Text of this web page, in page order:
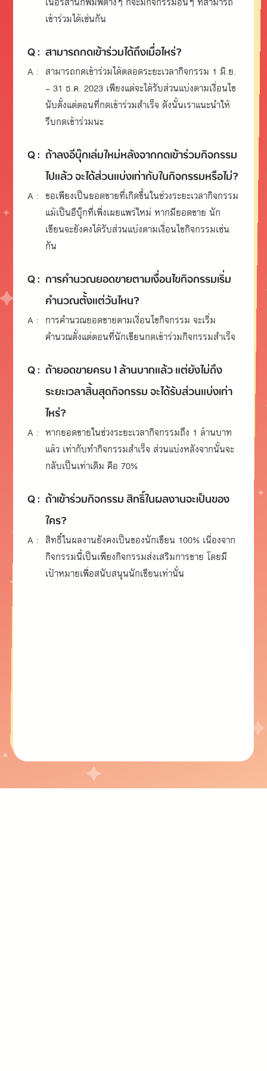
เข้าร่วมได้เช่นกัน
Q : สามารถกดเข้าร่วมได้ถึงเมื่อไหร่?
A : สามารถกดเข้าร่วมได้ตลอดระยะเวลากิจกรรม 1 มิ.ย.
- 31 ธ.ค. 2023 เพียงแต่จะได้รับส่วนแบ่งตามเงื่อนไข
นับตั้งแต่ตอนที่กดเข้าร่วมสำเร็จ ดังนั้นเราแนะนำให้
รีบกดเข้าร่วมนะ
Q : ถ้าลงอีบุ๊กเล่มใหม่หลังจากกดเข้าร่วมกิจกรรม
ไปแล้ว จะได้ส่วนแบ่งเท่ากับในกิจกรรมหรือไม่?
A : ขอเพียงเป็นยอดขายที่เกิดขึ้นในช่วงระยะเวลากิจกรรม
แม้เป็นอีบุ๊กที่เพิ่งเผยแพร่ใหม่ หากมียอดขาย นัก
เขียนจะยังคงได้รับส่วนแบ่งตามเงื่อนไขกิจกรรมเช่น
กัน
Q : การคำนวณยอดขายตามเงื่อนไขกิจกรรมเริ่ม
คำนวณตั้งแต่วันไหน?
A : การคำนวณยอดขายตามเงื่อนไขกิจกรรม จะเริ่ม
คำนวณตั้งแต่ตอนที่นักเขียนกดเข้าร่วมกิจกรรมสำเร็จ
Q : ถ้ายอดขายครบ 1 ล้านบาทแล้ว แต่ยังไม่ถึง
ระยะเวลาสิ้นสุดกิจกรรม จะได้รับส่วนแบ่งเท่า
ไหร่?
A : หากยอดขายในช่วงระยะเวลากิจกรรมถึง 1 ล้านบาท
แล้ว เท่ากับทำกิจกรรมสำเร็จ ส่วนแบ่งหลังจากนั้นจะ
กลับเป็นเท่าเดิม คือ 70%
Q : ถ้าเข้าร่วมกิจกรรม สิทธิ์ในผลงานจะเป็นของ
ใคร?
A : สิทธิ์ในผลงานยังคงเป็นของนักเขียน 100% เนื่องจาก
กิจกรรมนี้เป็นเพียงกิจกรรมส่งเสริมการขาย โดยมี
เป้าหมายเพื่อสนับสนุนนักเขียนเท่านั้น